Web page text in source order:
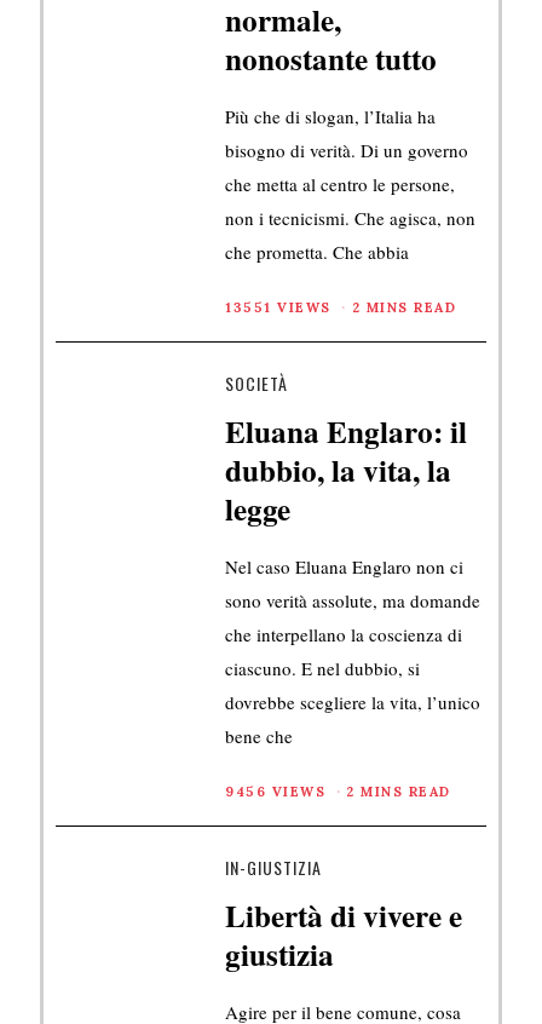
normale,
nonostante tutto
Più che di slogan, l’Italia ha
bisogno di verità. Di un governo
che metta al centro le persone,
non i tecnicismi. Che agisca, non
che prometta. Che abbia
13551 VIEWS 2 MINS READ
SOCIETÀ
Eluana Englaro: il
dubbio, la vita, la
legge
Nel caso Eluana Englaro non ci
sono verità assolute, ma domande
che interpellano la coscienza di
ciascuno. E nel dubbio, si
dovrebbe scegliere la vita, l’unico
bene che
9456 VIEWS 2 MINS READ
IN-GIUSTIZIA
Libertà di vivere e
giustizia
Agire per il bene comune, cosa